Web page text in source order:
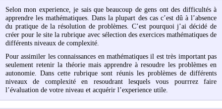
Selon mon experience, je sais que beaucoup de gens ont des difficultés à
apprendre les mathématiques. Dans la plupart des cas c’est dû à l’absence
du pratique de la résolution de problèmes. C’est pourquoi j’ai décidé de
créer pour le site la rubrique avec sélection des exercices mathématiques de
différents niveaux de complexité.
Pour assimiler les connaissances en mathématiques il est très important pas
seulement retenir la théorie mais apprendre à resoudre les problèmes en
autonomie. Dans cette rubrique sont réunis les problèmes de différents
niveaux de complexité en resoudrant lesquels vous pourrrez faire
l’évaluation de votre niveau et acquérir l’experience utile.